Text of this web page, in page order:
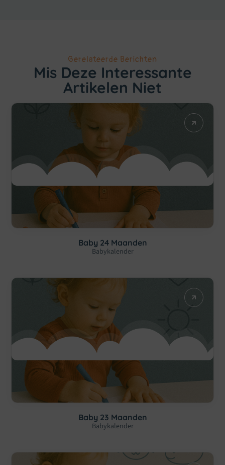
Gerelateerde Berichten
Mis Deze Interessante
Artikelen Niet
Baby 24 Maanden
Babykalender
Baby 23 Maanden
Babykalender